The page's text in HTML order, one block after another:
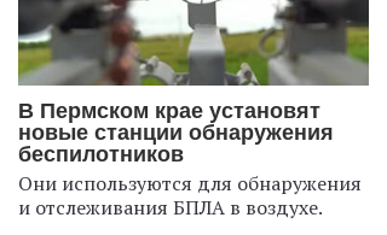
В Пермском крае установят
новые станции обнаружения
беспилотников
Они используются для обнаружения
и отслеживания БПЛА в воздухе.